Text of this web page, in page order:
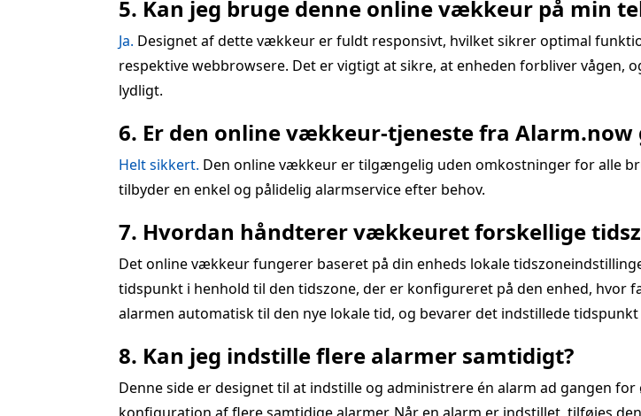
5. Kan jeg bruge denne online vækkeur på min
Ja. Designet af dette vækkeur er fuldt responsivt, hvilket sikrer optimal
respektive webbrowsere. Det er vigtigt at sikre, at enheden forbliver vågen,
lydligt.
6. Er den online vækkeur-tjeneste fra Alarm.now
Helt sikkert. Den online vækkeur er tilgængelig uden omkostninger for alle
tilbyder en enkel og pålidelig alarmservice efter behov.
7. Hvordan håndterer vækkeuret forskellige
Det online vækkeur fungerer baseret på din enheds lokale
tidspunkt i henhold til den tidszone, der er konfigureret på den enhed, hvor
alarmen automatisk til den nye lokale tid, og bevarer det indstillede
8. Kan jeg indstille flere alarmer samtidigt?
Denne side er designet til at indstille og administrere én alarm ad gangen